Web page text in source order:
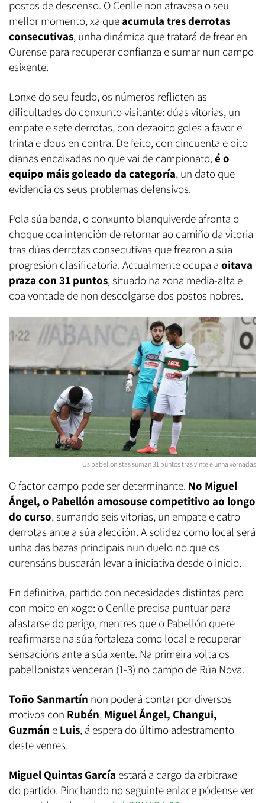
postos de descenso. O Cenlle non atravesa o seu
mellor momento, xa queacumula tres derrotas
consecutivas, unha dinámica que tratará de frear en
Ourense para recuperar confianza e sumar nun campo
esixente.
Lonxe do seu feudo, os números reflicten as
dificultades do conxunto visitante: dúas vitorias, un
empate e sete derrotas, con dezaoito goles a favor e
trinta e dous en contra. De feito, con cincuenta e oito
dianas encaixadas no que vai de campionato,é o
equipo máis goleado da categoría, un dato que
evidencia os seus problemas defensivos.
Pola súa banda, o conxunto blanquiverde afronta o
choque coa intención de retornar ao camiño da vitoria
tras dúas derrotas consecutivas que frearon a súa
progresión clasificatoria. Actualmente ocupa a oitava
praza con 31 puntos, situado na zona media-alta e
coa vontade de non descolgarse dos postos nobres.
Os pabellonistas suman 31 puntos tras vinte e unha xornadas
O factor campo pode ser determinante. No Miguel
Ángel, o Pabellón amosouse competitivo ao longo
do curso, sumando seis vitorias, un empate e catro
derrotas ante a súa afección. A solidez como local será
unha das bazas principais nun duelo no que os
ourensáns buscarán levar a iniciativa desde o inicio.
En definitiva, partido con necesidades distintas pero
con moito en xogo: o Cenlle precisa puntuar para
afastarse do perigo, mentres que o Pabellón quere
reafirmarse na súa fortaleza como local e recuperar
sensacións ante a súa xente. Na primeira volta os
pabellonistas venceran (1-3) no campo de Rúa Nova.
Toño Sanmartín non poderá contar por diversos
motivos con Rubén, Miguel Ángel, Changui,
Guzmán e Luis, á espera do último adestramento
deste venres.
Miguel Quintas García estará a cargo da arbitraxe
do partido. Pinchando no seguinte enlace pódense ver